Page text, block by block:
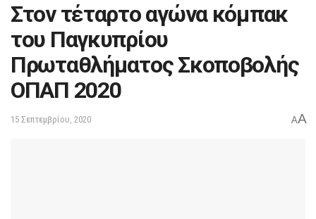
Στον τέταρτο αγώνα κόμπακ
του Παγκυπρίου
Πρωταθλήματος Σκοποβολής
ΟΠΑΠ 2020
15 Σεπτεμβρίου, 2020 AA